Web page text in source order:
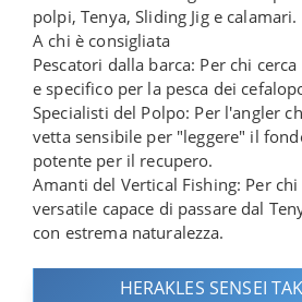
polpi, Tenya, Sliding Jig e calamari.
A chi è consigliata
Pescatori dalla barca: Per chi
e specifico per la pesca dei
Specialisti del Polpo: Per l'angler
vetta sensibile per "leggere" il
potente per il recupero.
Amanti del Vertical Fishing: Per
versatile capace di passare dal
con estrema naturalezza.
HERAKLES SENSEI